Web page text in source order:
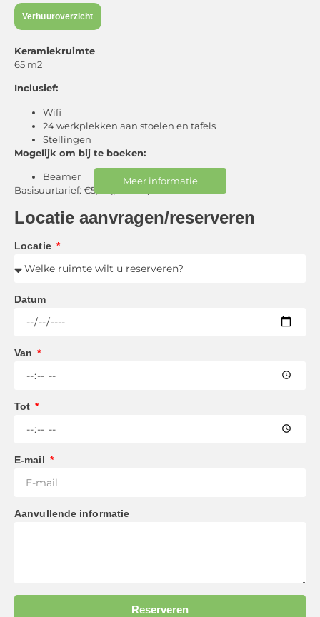
Verhuuroverzicht
Keramiekruimte
65 m2
Inclusief:
Wifi
24 werkplekken aan stoelen en tafels
Stellingen
Mogelijk om bij te boeken:
Beamer
Basisuurtarief: €5,53 (per uur)
Meer informatie
Locatie aanvragen/reserveren
Locatie
Datum
Van
Tot
E-mail
Aanvullende informatie
Reserveren